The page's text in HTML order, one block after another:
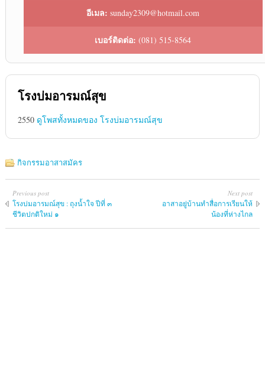
อีเมล: sunday2309@hotmail.com
เบอร์ติดต่อ: (081) 515-8564
โรงบ่มอารมณ์สุข
2550 ดูโพสทั้งหมดของ โรงบ่มอารมณ์สุข
กิจกรรมอาสาสมัคร
Previous post
โรงบ่มอารมณ์สุข : ถุงน้ำใจ ปีที่ ๓
ชีวิตปกติใหม่ ๑
Next post
อาสาอยู่บ้านทำสื่อการเรียนให้
น้องที่ห่างไกล